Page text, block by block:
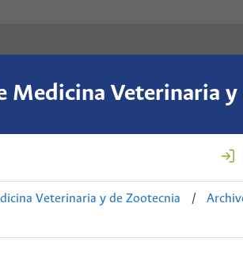
Medicina Veterinaria
Veterinaria y de Zootecnia /